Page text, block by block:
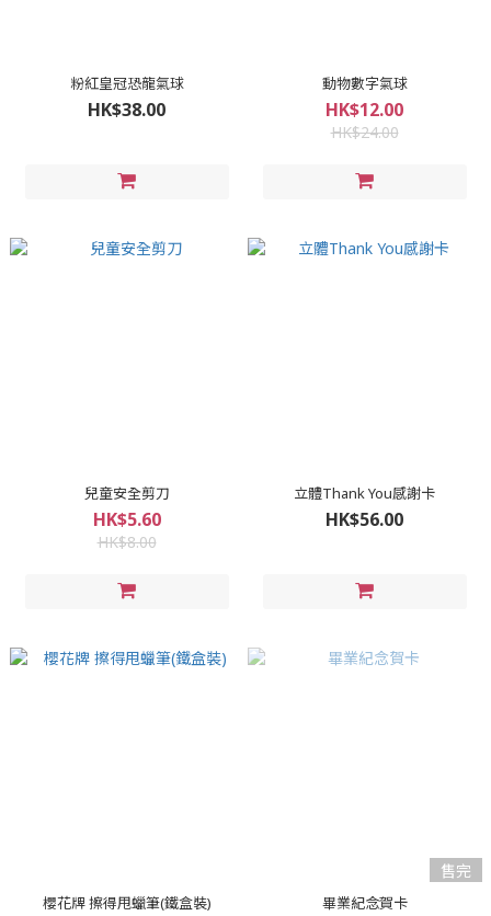
粉紅皇冠恐龍氣球
HK$38.00
動物數字氣球
HK$12.00
HK$24.00
兒童安全剪刀
HK$5.60
HK$8.00
立體Thank You感謝卡
HK$56.00
櫻花牌 擦得甩蠟筆(鐵盒裝)
售完
畢業紀念賀卡